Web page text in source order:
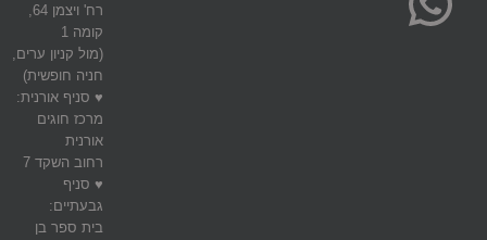
רח' ויצמן 64,
קומה 1
(מול קניון ערים,
חניה חופשית)
♥ סניף אורנית:
מרכז חוגים
אורנית
רחוב השקד 7
♥ סניף
גבעתיים:
בית ספר בן